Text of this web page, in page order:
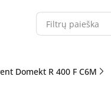
Domekt R 400 F C6M